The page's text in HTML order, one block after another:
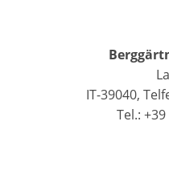
IT-39040,
Tel.: